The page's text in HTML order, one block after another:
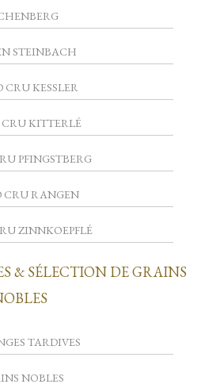
STEINBACH
CRU KESSLER
KITTERLÉ
PFINGSTBERG
CRU RANGEN
ZINNKOEPFLÉ
& SÉLECTION DE GRAINS
TARDIVES
NOBLES